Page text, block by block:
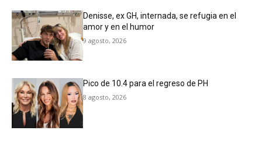
Denisse, ex GH, internada, se refugia en el
amor y en el humor
9 agosto, 2026
Pico de 10.4 para el regreso de PH
8 agosto, 2026